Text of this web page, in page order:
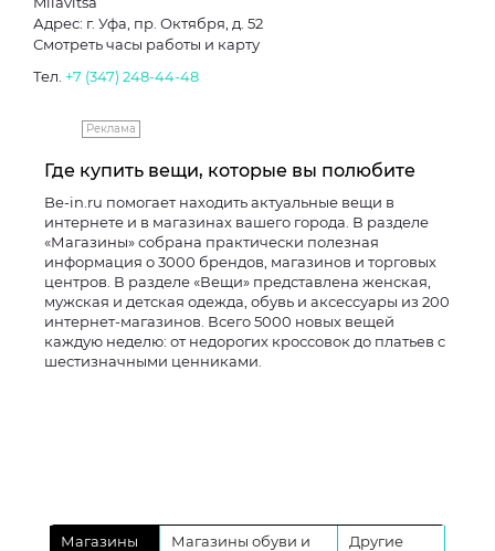
Адрес: г. Уфа, пр. Октября, д. 52
Смотреть часы работы и карту
Тел. +7 (347) 248-44-48
Реклама
Где купить вещи, которые вы полюбите
Be-in.ru помогает находить актуальные вещи в
интернете и в магазинах вашего города. В разделе
«Магазины» собрана практически полезная
информация о 3000 брендов, магазинов и торговых
центров. В разделе «Вещи» представлена женская,
мужская и детская одежда, обувь и аксессуары из 200
интернет-магазинов. Всего 5000 новых вещей
каждую неделю: от недорогих кроссовок до платьев с
шестизначными ценниками.
Магазины
Магазины обуви и
Другие